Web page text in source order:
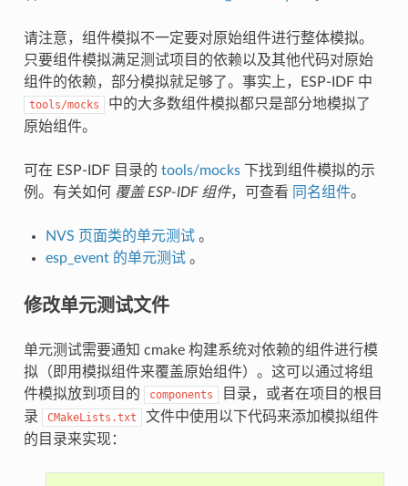
请注意，组件模拟不一定要对原始组件进行整体模拟。
只要组件模拟满足测试项目的依赖以及其他代码对原始
组件的依赖，部分模拟就足够了。事实上，ESP-IDF 中
tools/mocks
中的大多数组件模拟都只是部分地模拟了
原始组件。
可在 ESP-IDF 目录的 tools/mocks下找到组件模拟的示
例。有关如何 覆盖 ESP-IDF 组件，可查看 同名组件。
NVS 页面类的单元测试 。
esp_event 的单元测试 。
修改单元测试文件
单元测试需要通知 cmake 构建系统对依赖的组件进行模
拟（即用模拟组件来覆盖原始组件）。这可以通过将组
件模拟放到项目的
components
目录，或者在项目的根目
录
CMakeLists.txt
文件中使用以下代码来添加模拟组件
的目录来实现：